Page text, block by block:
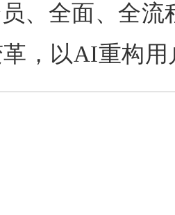
、全面、全
，以AI重构用